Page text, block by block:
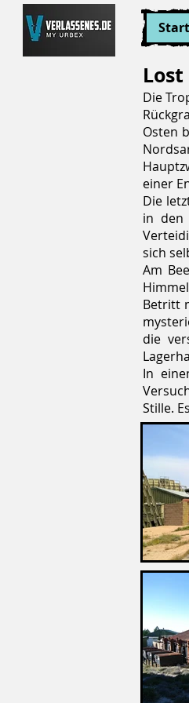
Die
Osten
einer
Die
in den
sich
Am
Betritt
die
In
Stille.